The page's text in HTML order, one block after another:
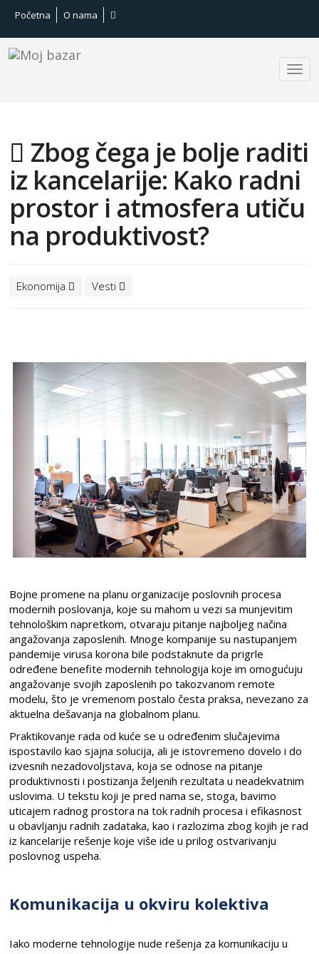
Početna O nama
Zbog čega je bolje raditi
iz kancelarije: Kako radni
prostor i atmosfera utiču
na produktivost?
Ekonomija Vesti
Bojne promene na planu organizacije poslovnih procesa
modernih poslovanja, koje su mahom u vezi sa munjevitim
tehnološkim napretkom, otvaraju pitanje najboljeg načina
angažovanja zaposlenih. Mnoge kompanije su nastupanjem
pandemije virusa korona bile podstaknute da prigrle
određene benefite modernih tehnologija koje im omogućuju
angažovanje svojih zaposlenih po takozvanom remote
modelu, što je vremenom postalo česta praksa, nevezano za
aktuelna dešavanja na globalnom planu.
Praktikovanje rada od kuće se u određenim slučajevima
ispostavilo kao sjajna solucija, ali je istovremeno dovelo i do
izvesnih nezadovoljstava, koja se odnose na pitanje
produktivnosti i postizanja željenih rezultata u neadekvatnim
uslovima. U tekstu koji je pred nama se, stoga, bavimo
uticajem radnog prostora na tok radnih procesa i efikasnost
u obavljanju radnih zadataka, kao i razlozima zbog kojih je rad
iz kancelarije rešenje koje više ide u prilog ostvarivanju
poslovnog uspeha.
Komunikacija u okviru kolektiva
Iako moderne tehnologije nude rešenja za komunikaciju u